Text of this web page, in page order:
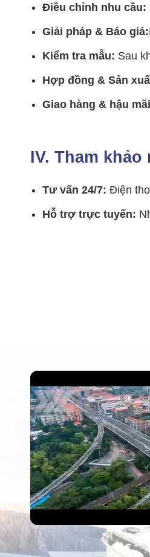
Điều chỉnh nhu cầu:
Giải pháp & Báo giá:
Kiểm tra mẫu: Sau
Hợp đồng & Sản
Giao hàng & hậu
IV. Tham
Tư vấn 24/7: Điện
Hỗ trợ trực tuyến: